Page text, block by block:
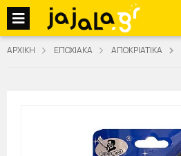
jajala Menu
ΑΡΧΙΚΗ ΕΠΟΧΙΑΚΑ ΑΠΟΚΡΙΑΤΙΚΑ